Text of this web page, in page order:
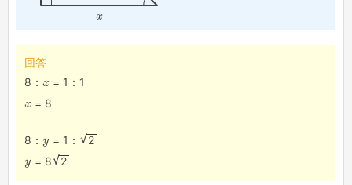
x
回答
8： x = 1：1
x = 8
8： y = 1： 2
y = 8 2